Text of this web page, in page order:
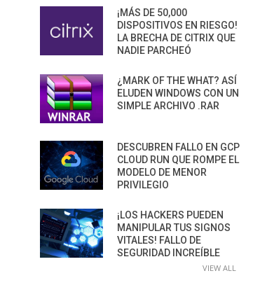
¡MÁS DE 50,000
DISPOSITIVOS EN RIESGO!
LA BRECHA DE CITRIX QUE
NADIE PARCHEÓ
¿MARK OF THE WHAT? ASÍ
ELUDEN WINDOWS CON UN
SIMPLE ARCHIVO .RAR
DESCUBREN FALLO EN GCP
CLOUD RUN QUE ROMPE EL
MODELO DE MENOR
PRIVILEGIO
¡LOS HACKERS PUEDEN
MANIPULAR TUS SIGNOS
VITALES! FALLO DE
SEGURIDAD INCREÍBLE
VIEW ALL